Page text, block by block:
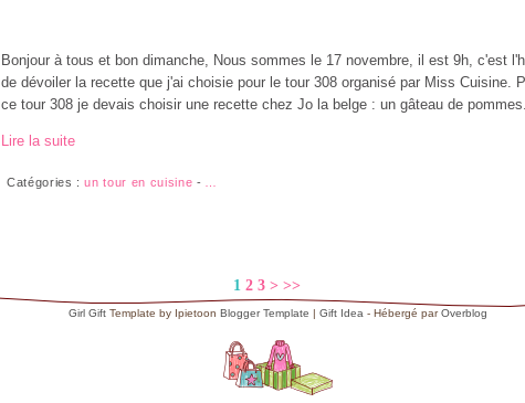
Bonjour à tous et bon dimanche, Nous sommes le 17 novembre, il est 9h, c'est
de dévoiler la recette que j'ai choisie pour le tour 308 organisé par Miss Cuisine.
ce tour 308 je devais choisir une recette chez Jo la belge : un gâteau de
Lire la suite
Catégories :un tour en cuisine -
1 2 3 > >>
Girl GiftTemplate by Ipietoon Blogger Template | Gift Idea - Hébergé parOverblog